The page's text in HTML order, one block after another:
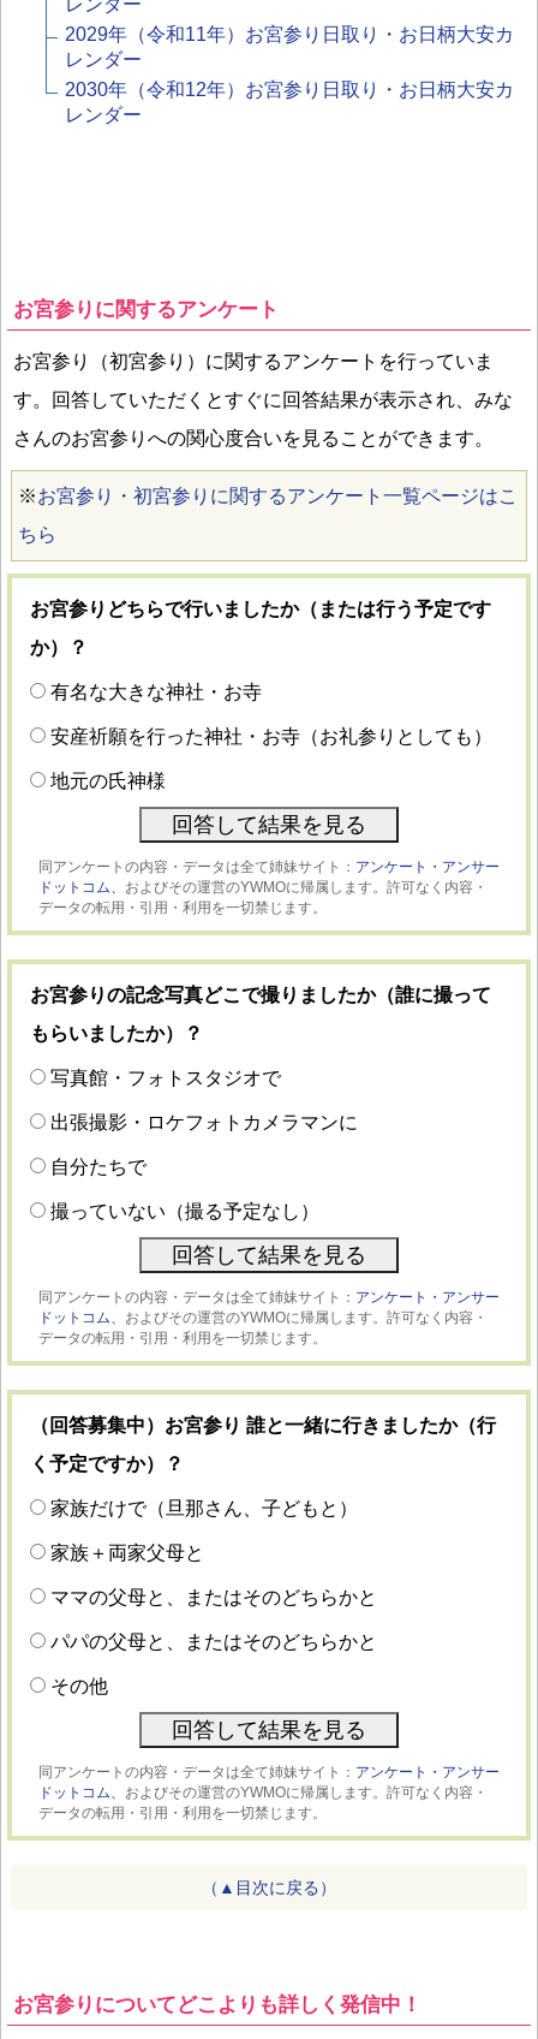
レンダー
2029年（令和11年）お宮参り日取り・お日柄大安カ
レンダー
2030年（令和12年）お宮参り日取り・お日柄大安カ
レンダー
お宮参りに関するアンケート
お宮参り（初宮参り）に関するアンケートを行っていま
す。回答していただくとすぐに回答結果が表示され、みな
さんのお宮参りへの関心度合いを見ることができます。
※お宮参り・初宮参りに関するアンケート一覧ページはこ
ちら
お宮参りどちらで行いましたか（または行う予定です
か）？
有名な大きな神社・お寺
安産祈願を行った神社・お寺（お礼参りとしても）
地元の氏神様
同アンケートの内容・データは全て姉妹サイト： アンケート・アンサー
ドットコム、 およびその運営のYWMOに帰属します。許可なく内容・
データの転用・引用・利用を一切禁じます。
お宮参りの記念写真どこで撮りましたか（誰に撮って
もらいましたか）？
写真館・フォトスタジオで
出張撮影・ロケフォトカメラマンに
自分たちで
撮っていない（撮る予定なし）
同アンケートの内容・データは全て姉妹サイト： アンケート・アンサー
ドットコム、 およびその運営のYWMOに帰属します。許可なく内容・
データの転用・引用・利用を一切禁じます。
（回答募集中）お宮参り 誰と一緒に行きましたか（行
く予定ですか）？
家族だけで（旦那さん、子どもと）
家族＋両家父母と
ママの父母と、またはそのどちらかと
パパの父母と、またはそのどちらかと
その他
同アンケートの内容・データは全て姉妹サイト： アンケート・アンサー
ドットコム、 およびその運営のYWMOに帰属します。許可なく内容・
データの転用・引用・利用を一切禁じます。
（▲目次に戻る）
お宮参りについてどこよりも詳しく発信中！